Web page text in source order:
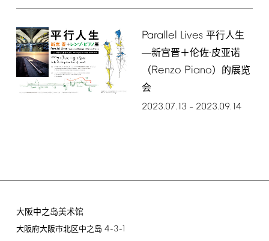
Parallel Lives平行人生
―新宫晋＋伦佐·皮亚诺
（Renzo Piano）的展览
会
2023.07.13 – 2023.09.14
大阪中之岛美术馆
大阪府大阪市北区中之岛 4-3-1